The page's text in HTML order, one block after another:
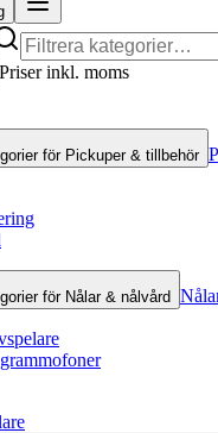
Priser inkl. moms
för Pickuper & tillbehör
för Nålar & nålvård